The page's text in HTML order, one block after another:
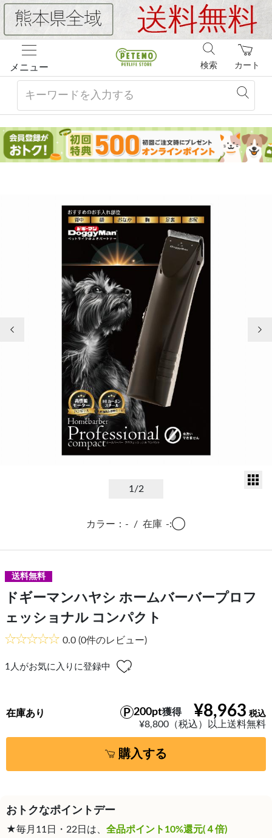
メニュー カート
検索
1/2
カラー：- / 在庫 -:◯
送料無料
ドギーマンハヤシ ホームバーバープロフ
ェッショナル コンパクト
0.0 (0件のレビュー)
1 人がお気に入りに登録中
¥8,963
200pt獲得
¥8,800（税込）以上送料無料
在庫あり
購入する
おトクなポイントデー
★毎月11日・22日は、 全品ポイント10%還元(４倍)